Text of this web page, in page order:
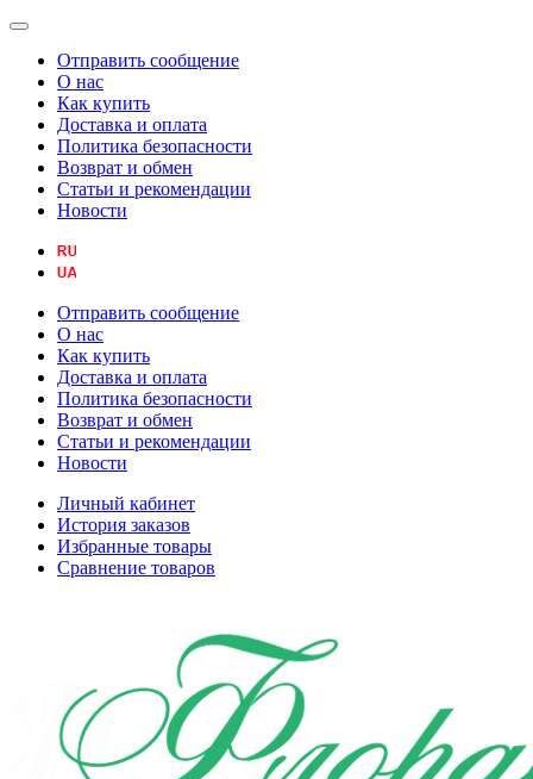
Отправить сообщение
О нас
Как купить
Доставка и оплата
Политика безопасности
Возврат и обмен
Статьи и рекомендации
Новости
Отправить сообщение
О нас
Как купить
Доставка и оплата
Политика безопасности
Возврат и обмен
Статьи и рекомендации
Новости
Личный кабинет
История заказов
Избранные товары
Сравнение товаров